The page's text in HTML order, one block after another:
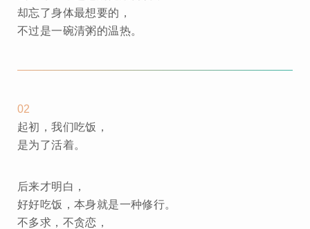
却忘了身体最想要的，
不过是一碗清粥的温热。
02
起初，我们吃饭，
是为了活着。
后来才明白，
好好吃饭，本身就是一种修行。
不多求，不贪恋，